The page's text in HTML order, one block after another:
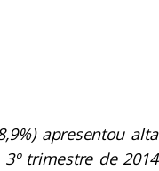
apresentou alta
trimestre de 2014